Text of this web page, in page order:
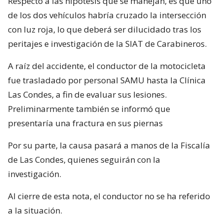
de los dos vehículos habría cruzado la intersección
con luz roja, lo que deberá ser dilucidado tras los
peritajes e investigación de la SIAT de Carabineros.
A raíz del accidente, el conductor de la motocicleta
fue trasladado por personal SAMU hasta la Clínica
Las Condes, a fin de evaluar sus lesiones.
Preliminarmente también se informó que
presentaría una fractura en sus piernas
Por su parte, la causa pasará a manos de la Fiscalía
de Las Condes, quienes seguirán con la
investigación.
Al cierre de esta nota, el conductor no se ha referido
a la situación.